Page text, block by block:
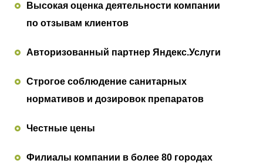
Высокая оценка деятельности компании
по отзывам клиентов
Авторизованный партнер Яндекс.Услуги
Строгое соблюдение санитарных
нормативов и дозировок препаратов
Честные цены
Филиалы компании в более 80 городах